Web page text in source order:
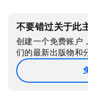
不要错过关于此
创建一个免费账户
们的最新出版物和